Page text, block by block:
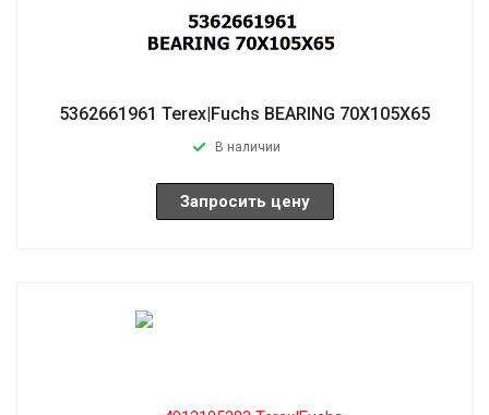
5362661961 Terex|Fuchs BEARING 70X105X65
В наличии
Запросить цену